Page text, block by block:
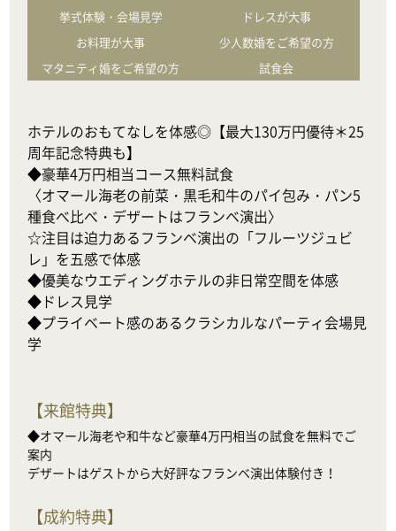
挙式体験・会場見学
ドレスが大事
お料理が大事
少人数婚をご希望の方
マタニティ婚をご希望の方
試食会
ホテルのおもてなしを体感◎【最大130万円優待＊25
周年記念特典も】
◆豪華4万円相当コース無料試食
〈オマール海老の前菜・黒毛和牛のパイ包み・パン5
種食べ比べ・デザートはフランベ演出〉
☆注目は迫力あるフランベ演出の「フルーツジュビ
レ」を五感で体感
◆優美なウエディングホテルの非日常空間を体感
◆ドレス見学
◆プライベート感のあるクラシカルなパーティ会場見
学
【来館特典】
◆オマール海老や和牛など豪華4万円相当の試食を無料でご
案内
デザートはゲストから大好評なフランベ演出体験付き！
【成約特典】